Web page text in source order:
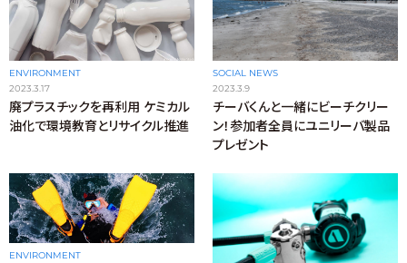
ENVIRONMENT
2023.3.17
廃プラスチックを再利用 ケミカル
油化で環境教育とリサイクル推進
SOCIAL NEWS
2023.3.9
チーバくんと一緒にビーチクリー
ン！参加者全員にユニリーバ製品
プレゼント
ENVIRONMENT